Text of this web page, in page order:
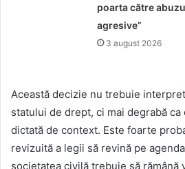
poarta către
agresive”
3 august 2026
Această decizie nu trebuie
statului de drept, ci mai degrabă
dictată de context. Este foarte
revizuită a legii să revină pe
societatea civilă trebuie să rămână